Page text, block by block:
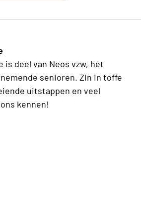
is deel van Neos vzw, hét
senioren. Zin in toffe
uitstappen en veel
kennen!